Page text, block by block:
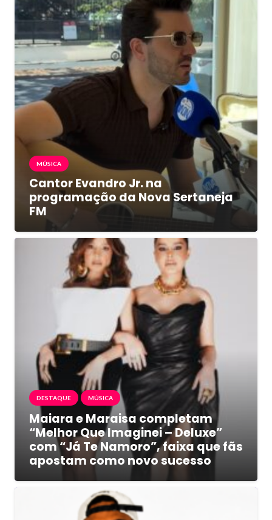
MÚSICA
Cantor Evandro Jr. na
programação da Nova Sertaneja
FM
DESTAQUE MÚSICA
Maiara e Maraisa completam
“Melhor Que Imaginei – Deluxe”
com “Já Te Namoro”, faixa que fãs
apostam como novo sucesso